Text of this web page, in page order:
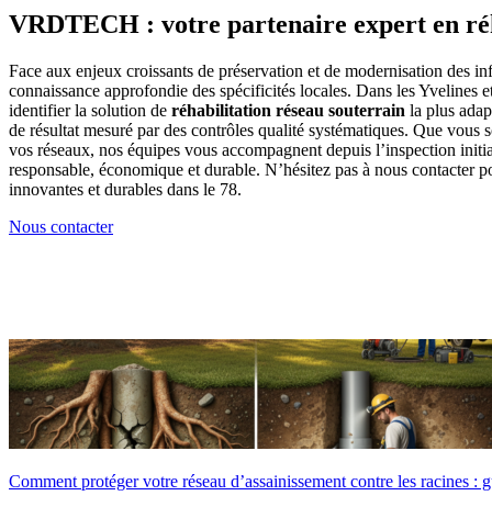
fiabilité de cette solution de réhabilitation.
VRDTECH : votre partenaire expert en
Face aux enjeux croissants de préservation et de modernisation des
connaissance approfondie des spécificités locales. Dans les
identifier la solution de réhabilitation réseau souterrain la plus
de résultat mesuré par des contrôles qualité systématiques. Que
vos réseaux, nos équipes vous accompagnent depuis l’inspection
responsable, économique et durable. N’hésitez pas à nous
innovantes et durables dans le 78.
Nous contacter
Comment protéger votre réseau d’assainissement contre les racines :